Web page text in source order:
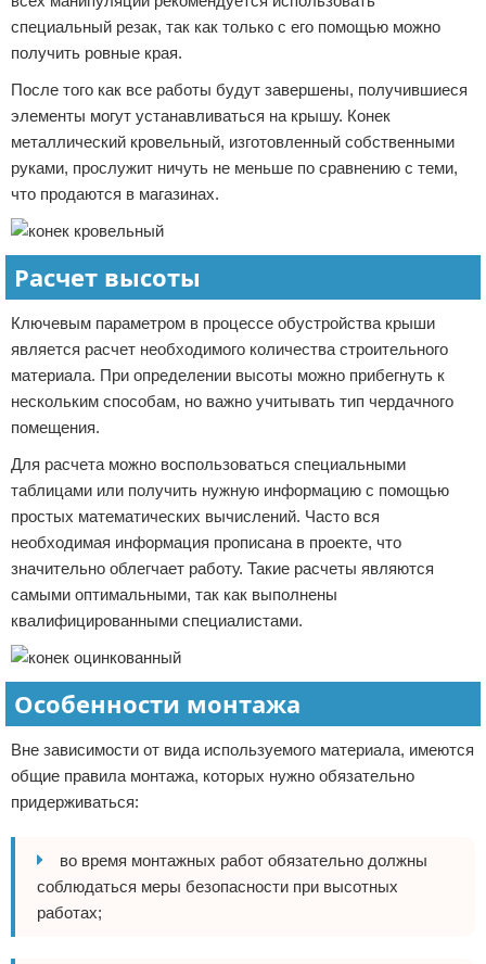
специальный резак, так как только с его помощью можно
получить ровные края.
После того как все работы будут завершены, получившиеся
элементы могут устанавливаться на крышу. Конек
металлический кровельный, изготовленный собственными
руками, прослужит ничуть не меньше по сравнению с теми,
что продаются в магазинах.
Расчет высоты
Ключевым параметром в процессе обустройства крыши
является расчет необходимого количества строительного
материала. При определении высоты можно прибегнуть к
нескольким способам, но важно учитывать тип чердачного
помещения.
Для расчета можно воспользоваться специальными
таблицами или получить нужную информацию с помощью
простых математических вычислений. Часто вся
необходимая информация прописана в проекте, что
значительно облегчает работу. Такие расчеты являются
самыми оптимальными, так как выполнены
квалифицированными специалистами.
Особенности монтажа
Вне зависимости от вида используемого материала, имеются
общие правила монтажа, которых нужно обязательно
придерживаться:
во время монтажных работ обязательно должны
соблюдаться меры безопасности при высотных
работах;